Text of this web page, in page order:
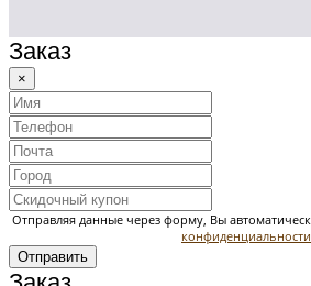
Заказ
×
Отправляя данные через форму, Вы
конфиденциальности
Отправить